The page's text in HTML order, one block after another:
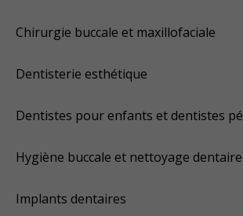
Chirurgie buccale et maxillofaciale
Dentisterie esthétique
Dentistes pour enfants et dentistes
Hygiène buccale et nettoyage dentaire
Implants dentaires